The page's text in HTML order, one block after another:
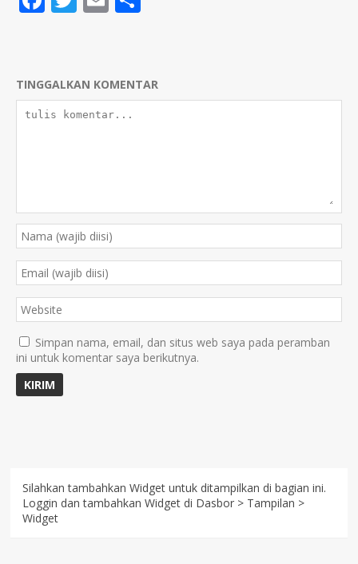
TINGGALKAN KOMENTAR
Simpan nama, email, dan situs web saya pada peramban
ini untuk komentar saya berikutnya.
Silahkan tambahkan Widget untuk ditampilkan di bagian ini.
Loggin dan tambahkan Widget di Dasbor > Tampilan >
Widget